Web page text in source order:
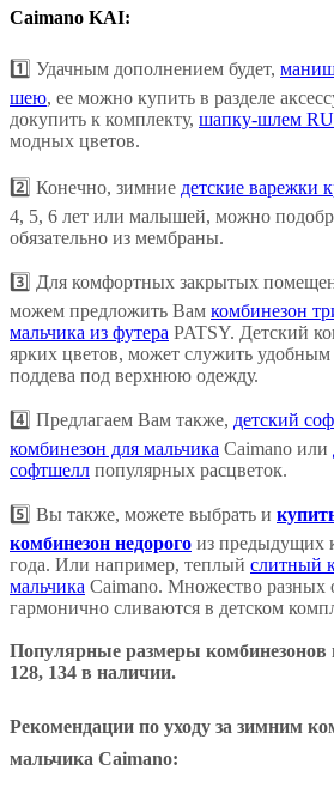
Caimano KAI:
1️⃣ Удачным дополнением будет,
шею, ее можно купить в разделе
докупить к комплекту, шапку-шлем
модных цветов.
2️⃣ Конечно, зимние детские варежки
4, 5, 6 лет или малышей, можно
обязательно из мембраны.
3️⃣ Для комфортных закрытых
можем предложить Вам комбинезон
мальчика из футера PATSY. Детский
ярких цветов, может служить
поддева под верхнюю одежду.
4️⃣ Предлагаем Вам также, детский
комбинезон для мальчика Caimano или
софтшелл популярных расцветок.
5️⃣ Вы также, можете выбрать и
комбинезон недорого из предыдущих
года. Или например, теплый слитный
мальчика Caimano. Множество разных
гармонично сливаются в детском
Популярные размеры комбинезонов
128, 134 в наличии.
Рекомендации по уходу за зимним
мальчика Caimano: